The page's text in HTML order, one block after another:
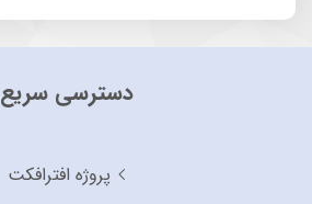
دسترسی سریع
پروژه افترافکت